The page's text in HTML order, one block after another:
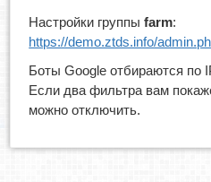
Настройки группыfarm:
https://demo.ztds.info/
Боты Google отбираются по
Если два фильтра вам
можно отключить.